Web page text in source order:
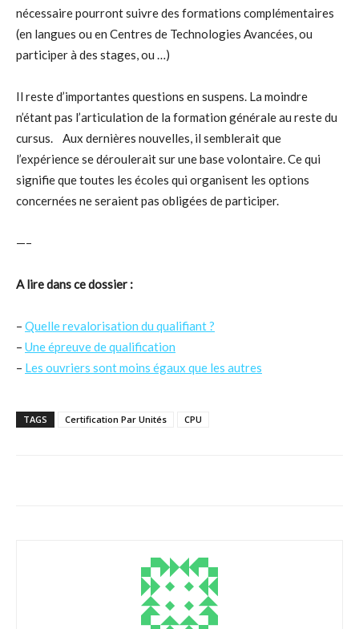
nécessaire pourront suivre des formations complémentaires
(en langues ou en Centres de Technologies Avancées, ou
participer à des stages, ou …)
Il reste d’importantes questions en suspens. La moindre
n’étant pas l’articulation de la formation générale au reste du
cursus. Aux dernières nouvelles, il semblerait que
l’expérience se déroulerait sur une base volontaire. Ce qui
signifie que toutes les écoles qui organisent les options
concernées ne seraient pas obligées de participer.
—–
A lire dans ce dossier :
– Quelle revalorisation du qualifiant ?
– Une épreuve de qualification
– Les ouvriers sont moins égaux que les autres
TAGS Certification Par Unités CPU